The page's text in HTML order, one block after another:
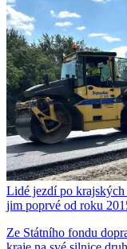
Lidé jezdí po
jim poprvé od roku
Ze Státního fondu